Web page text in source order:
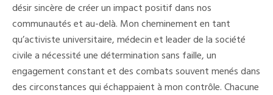
désir sincère de créer un impact positif dans nos
communautés et au-delà. Mon cheminement en tant
qu’activiste universitaire, médecin et leader de la société
civile a nécessité une détermination sans faille, un
engagement constant et des combats souvent menés dans
des circonstances qui échappaient à mon contrôle. Chacune